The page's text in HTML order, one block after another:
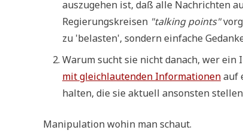
aus­zu­ge­hen ist, daß alle Nach­rich­ten
Regie­rungs­krei­sen "tal­king points"
zu 'bela­sten', son­dern ein­fa­che
War­um sucht sie nicht danach, wer ein
mit gleich­lau­ten­den Infor­ma­tio­nenauf
hal­ten, die sie aktu­ell anson­sten
Mani­pu­la­ti­on wohin man schaut.